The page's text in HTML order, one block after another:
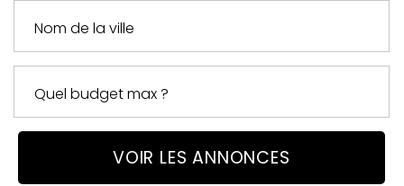
VOIR LES ANNONCES